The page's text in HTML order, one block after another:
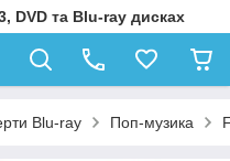
DVD та Blu-ray дисках
Blu-ray Поп-музика